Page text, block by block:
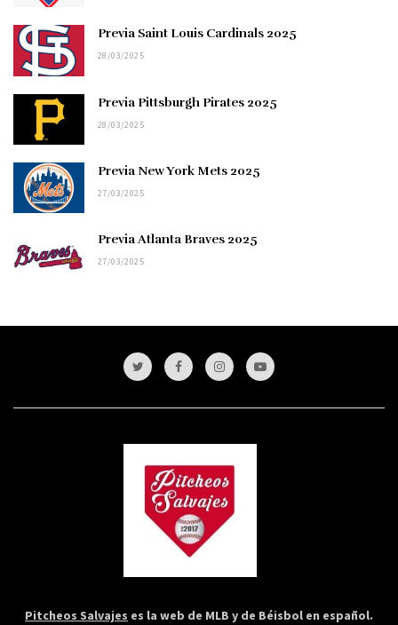
Previa Saint Louis Cardinals 2025
28/03/2025
Previa Pittsburgh Pirates 2025
28/03/2025
Previa New York Mets 2025
27/03/2025
Previa Atlanta Braves 2025
27/03/2025
Pitcheos Salvajes es la web de MLB y de Béisbol en español.